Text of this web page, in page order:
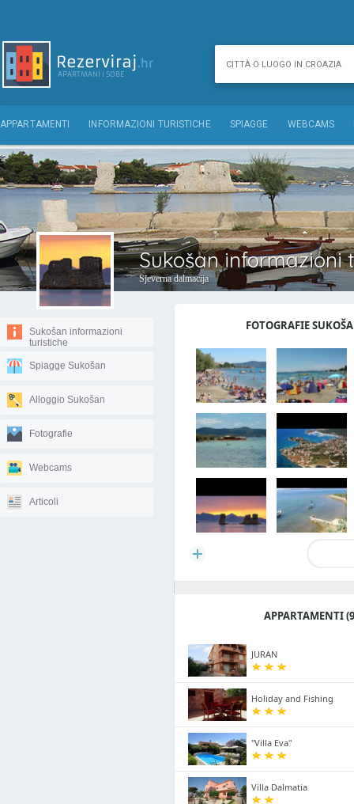
APPARTAMENTI INFORMAZIONI TURISTICHE SPIAGGE WEBCAMS
Sukošan informazioni
Sjeverna dalmacija
Sukošan informazioni
turistiche
Spiagge Sukošan
Alloggio Sukošan
Fotografie
Webcams
Articoli
FOTOGRAFIE
APPARTAMENTI
JURAN
Holiday and Fishing
"Villa Eva"
Villa Dalmatia